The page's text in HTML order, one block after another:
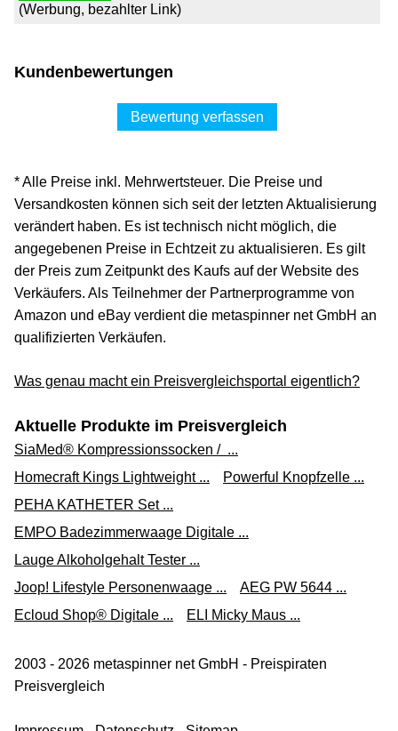
(Werbung, bezahlter Link)
Kundenbewertungen
Bewertung verfassen
* Alle Preise inkl. Mehrwertsteuer. Die Preise und
Versandkosten können sich seit der letzten Aktualisierung
verändert haben. Es ist technisch nicht möglich, die
angegebenen Preise in Echtzeit zu aktualisieren. Es gilt
der Preis zum Zeitpunkt des Kaufs auf der Website des
Verkäufers. Als Teilnehmer der Partnerprogramme von
Amazon und eBay verdient die metaspinner net GmbH an
qualifizierten Verkäufen.
Was genau macht ein Preisvergleichsportal eigentlich?
Aktuelle Produkte im Preisvergleich
SiaMed® Kompressionssocken / ...
Homecraft Kings Lightweight ...
Powerful Knopfzelle ...
PEHA KATHETER Set ...
EMPO Badezimmerwaage Digitale ...
Lauge Alkoholgehalt Tester ...
Joop! Lifestyle Personenwaage ...
AEG PW 5644 ...
Ecloud Shop® Digitale ...
ELI Micky Maus ...
2003 - 2026 metaspinner net GmbH - Preispiraten
Preisvergleich